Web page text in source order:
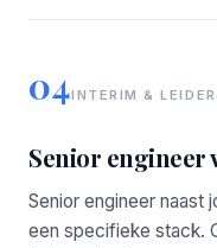
04INTERIM &
Senior engineer
Senior engineer
een specifieke stack.